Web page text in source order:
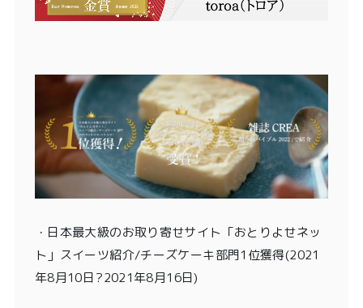
・ 日本最大級のお取り寄せサイト「おとりよせネッ
ト」スイーツ紹介/チーズケーキ部門1位獲得(2021
年8月10日?2021年8月16日)